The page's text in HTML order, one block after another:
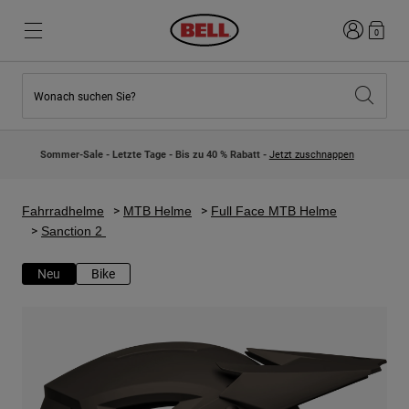
Neuzugänge
Kinder Motocrosshelme
Lifestyle
Jets
Neuzugänge
Lifestyle
Entdecke Bike
Anmelden
0
Wonach suchen Sie?
Sommer-Sale - Letzte Tage - Bis zu 40 % Rabatt - Jetzt zuschnappen
Fahrradhelme MTB Helme
Full Face MTB Helme
Sanction 2
Neu Bike